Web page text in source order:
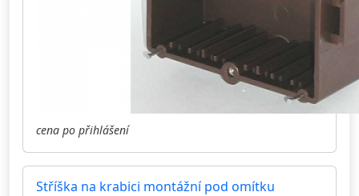
cena po přihlášení
Stříška na krabici montážní pod omítku